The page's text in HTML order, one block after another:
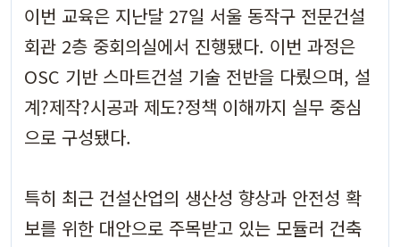
이번 교육은 지난달 27일 서울 동작구 전문건설
회관 2층 중회의실에서 진행됐다. 이번 과정은
OSC 기반 스마트건설 기술 전반을 다뤘으며, 설
계?제작?시공과 제도?정책 이해까지 실무 중심
으로 구성됐다.
특히 최근 건설산업의 생산성 향상과 안전성 확
보를 위한 대안으로 주목받고 있는 모듈러 건축